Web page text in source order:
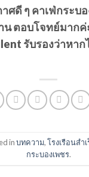
ศดี ๆ คาเฟ่กระบ
น ตอบโจทย์มาก
รับรองว่าหา
inบทความ,โรงเรือนสำ
กระบองเพชร.